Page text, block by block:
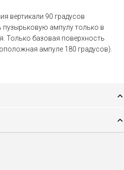
вертикали 90 градусов
ампулу только в
Только базовая поверхность
ампуле 180 градусов).